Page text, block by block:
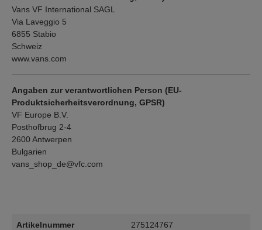
Vans VF International SAGL
Via Laveggio 5
6855 Stabio
Schweiz
www.vans.com
Angaben zur verantwortlichen Person (EU-
Produktsicherheitsverordnung, GPSR)
VF Europe B.V.
Posthofbrug 2-4
2600 Antwerpen
Bulgarien
vans_shop_de@vfc.com
Artikelnummer
275124767